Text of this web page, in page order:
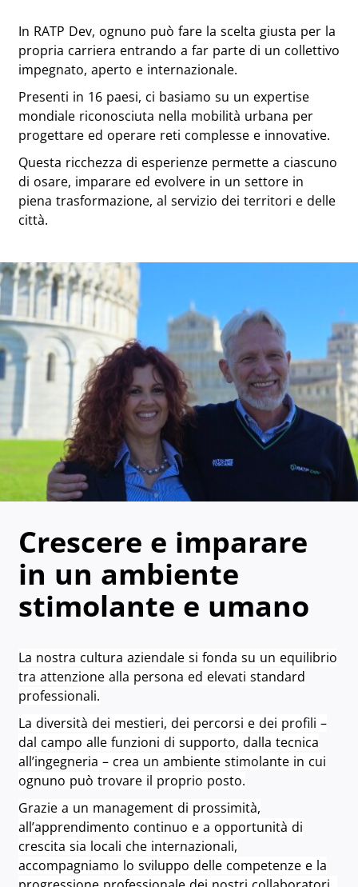
In RATP Dev, ognuno può fare la scelta giusta per la
propria carriera entrando a far parte di un collettivo
impegnato, aperto e internazionale.
Presenti in 16 paesi, ci basiamo su un expertise
mondiale riconosciuta nella mobilità urbana per
progettare ed operare reti complesse e innovative.
Questa ricchezza di esperienze permette a ciascuno
di osare, imparare ed evolvere in un settore in
piena trasformazione, al servizio dei territori e delle
città.
Crescere e imparare
in un ambiente
stimolante e umano
La nostra cultura aziendale si fonda su un equilibrio
tra attenzione alla persona ed elevati standard
professionali.
La diversità dei mestieri, dei percorsi e dei profili –
dal campo alle funzioni di supporto, dalla tecnica
all’ingegneria – crea un ambiente stimolante in cui
ognuno può trovare il proprio posto.
Grazie a un management di prossimità,
all’apprendimento continuo e a opportunità di
crescita sia locali che internazionali,
accompagniamo lo sviluppo delle competenze e la